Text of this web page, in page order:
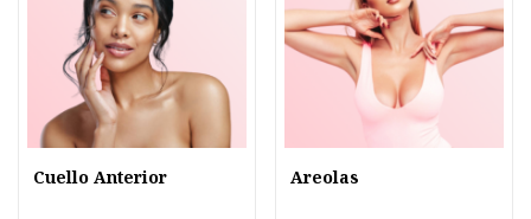
Cuello Anterior Areolas